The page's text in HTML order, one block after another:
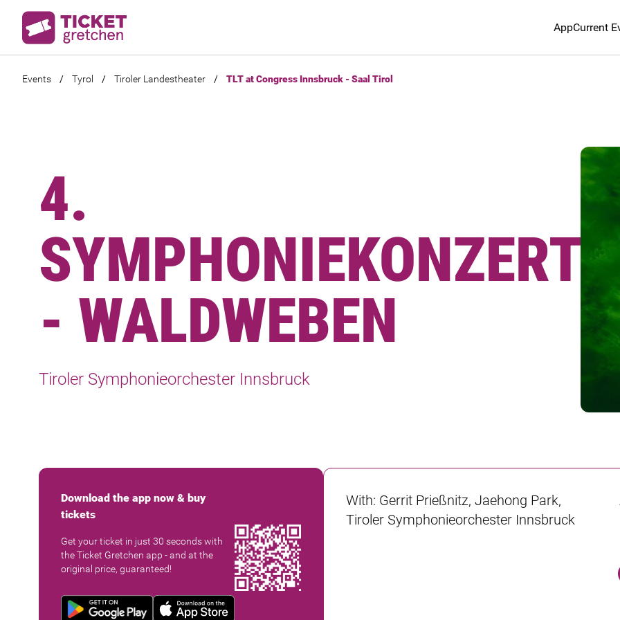
AppCurrent
Events / Tyrol / Tiroler Landestheater / TLT at Congress Innsbruck - Saal Tirol
4.
SYMPHONIEKONZERT
- WALDWEBEN
Tiroler Symphonieorchester Innsbruck
Download the app now & buy
tickets
Get your ticket in just 30 seconds with
the Ticket Gretchen app - and at the
original price, guaranteed!
With: Gerrit Prießnitz, Jaehong Park,
Tiroler Symphonieorchester Innsbruck